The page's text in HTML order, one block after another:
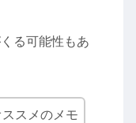
る可能性もあ
スメのメモ